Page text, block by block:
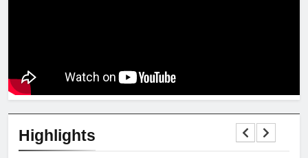
Highlights